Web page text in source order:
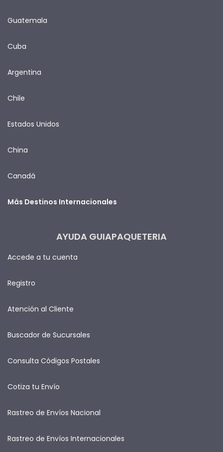
Guatemala
Cuba
Argentina
Chile
Estados Unidos
China
Canadá
Más Destinos Internacionales
AYUDA GUIAPAQUETERIA
Accede a tu cuenta
Registro
Atención al Cliente
Buscador de Sucursales
Consulta Códigos Postales
Cotiza tu Envío
Rastreo de Envíos Nacional
Rastreo de Envíos Internacionales